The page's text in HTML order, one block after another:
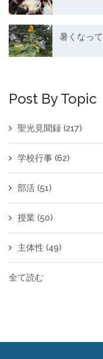
暑くなっ
Post By Topic
聖光見聞録 (217)
学校行事 (62)
部活 (51)
授業 (50)
主体性 (49)
全て読む